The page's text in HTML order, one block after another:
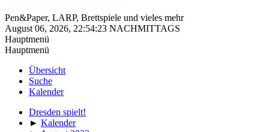
Pen&Paper, LARP, Brettspiele und vieles mehr
August 06, 2026, 22:54:23 NACHMITTAGS
Hauptmenü
Hauptmenü
Übersicht
Suche
Kalender
Dresden spielt!
► Kalender